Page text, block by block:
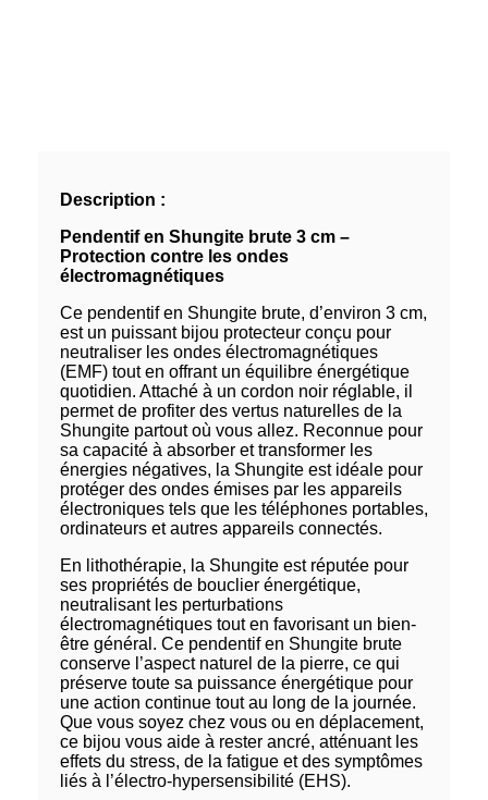
Description :
Pendentif en Shungite brute 3 cm –
Protection contre les ondes
électromagnétiques
Ce pendentif en Shungite brute, d’environ 3 cm,
est un puissant bijou protecteur conçu pour
neutraliser les ondes électromagnétiques
(EMF) tout en offrant un équilibre énergétique
quotidien. Attaché à un cordon noir réglable, il
permet de profiter des vertus naturelles de la
Shungite partout où vous allez. Reconnue pour
sa capacité à absorber et transformer les
énergies négatives, la Shungite est idéale pour
protéger des ondes émises par les appareils
électroniques tels que les téléphones portables,
ordinateurs et autres appareils connectés.
En lithothérapie, la Shungite est réputée pour
ses propriétés de bouclier énergétique,
neutralisant les perturbations
électromagnétiques tout en favorisant un bien-
être général. Ce pendentif en Shungite brute
conserve l’aspect naturel de la pierre, ce qui
préserve toute sa puissance énergétique pour
une action continue tout au long de la journée.
Que vous soyez chez vous ou en déplacement,
ce bijou vous aide à rester ancré, atténuant les
effets du stress, de la fatigue et des symptômes
liés à l’électro-hypersensibilité (EHS).